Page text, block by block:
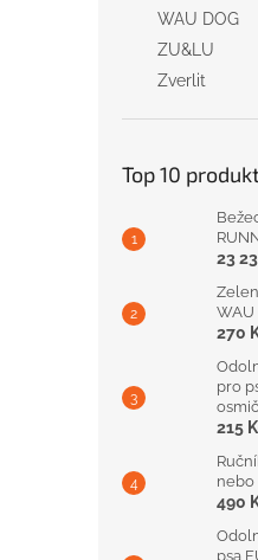
WAU DOG
ZU&LU
Zverlit
Top 10
23
WAU
270
pro
215
nebo
490
psa